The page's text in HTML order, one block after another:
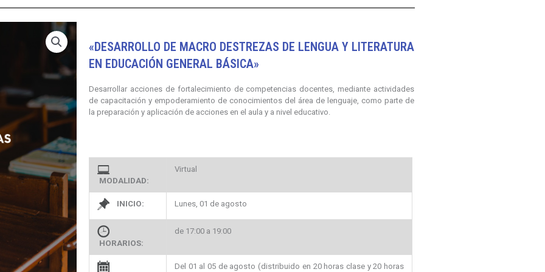
«DESARROLLO DE MACRO DESTREZAS DE LENGUA Y LITERATURA
EN EDUCACIÓN GENERAL BÁSICA»
Desarrollar acciones de fortalecimiento de competencias docentes, mediante actividades
de capacitación y empoderamiento de conocimientos del área de lenguaje, como parte de
la preparación y aplicación de acciones en el aula y a nivel educativo.
MODALIDAD:
Virtual
INICIO: Lunes, 01 de agosto
HORARIOS:
de 17:00 a 19:00
Del 01 al 05 de agosto (distribuido en 20 horas clase y 20 horas